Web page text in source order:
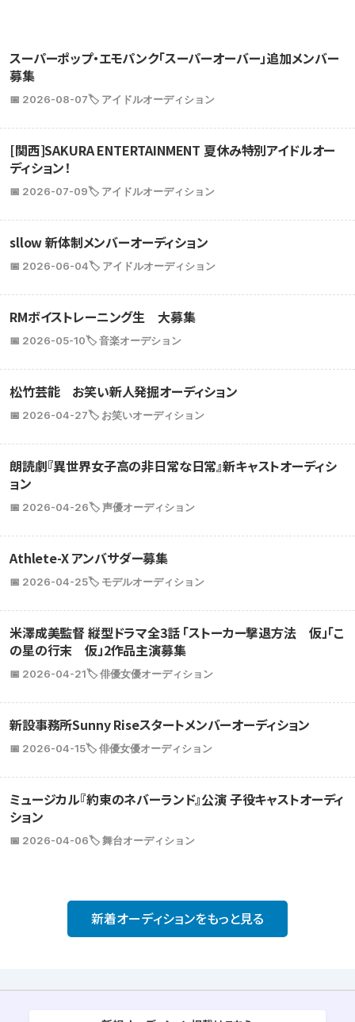
スーパーポップ・エモパンク「スーパーオーバー」追加メンバー
募集
📅 2026-08-07🏷️ アイドルオーディション
[関西]SAKURA ENTERTAINMENT 夏休み特別アイドルオー
ディション！
📅 2026-07-09🏷️ アイドルオーディション
sllow 新体制メンバーオーディション
📅 2026-06-04🏷️ アイドルオーディション
RMボイストレーニング生 大募集
📅 2026-05-10🏷️ 音楽オーデション
松竹芸能 お笑い新人発掘オーディション
📅 2026-04-27🏷️ お笑いオーディション
朗読劇『異世界女子高の非日常な日常』新キャストオーディシ
ョン
📅 2026-04-26🏷️ 声優オーディション
Athlete-X アンバサダー募集
📅 2026-04-25🏷️ モデルオーディション
米澤成美監督 縦型ドラマ全3話 「ストーカー撃退方法 仮」「こ
の星の行末 仮」2作品主演募集
📅 2026-04-21🏷️ 俳優女優オーディション
新設事務所Sunny Riseスタートメンバーオーディション
📅 2026-04-15🏷️ 俳優女優オーディション
ミュージカル『約束のネバーランド』公演 子役キャストオーディ
ション
📅 2026-04-06🏷️ 舞台オーディション
新着オーディションをもっと見る